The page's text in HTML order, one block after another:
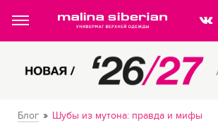
Блог » Шубы из мутона: правда и мифы